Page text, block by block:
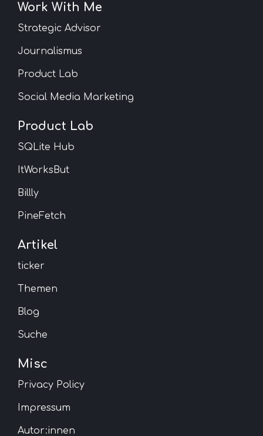
Work With Me
Strategic Advisor
Journalismus
Product Lab
Social Media Marketing
Product Lab
SQLite Hub
ItWorksBut
Billly
PineFetch
Artikel
ticker
Themen
Blog
Suche
Misc
Privacy Policy
Impressum
Autor:innen